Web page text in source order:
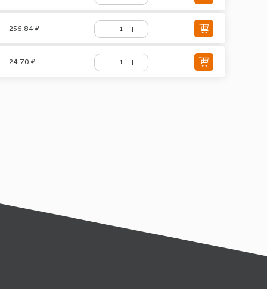
256.84 ₽
24.70 ₽